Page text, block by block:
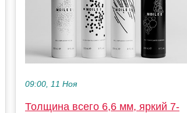
09:00, 11 Ноя
Толщина всего 6,6 мм, яркий 7-